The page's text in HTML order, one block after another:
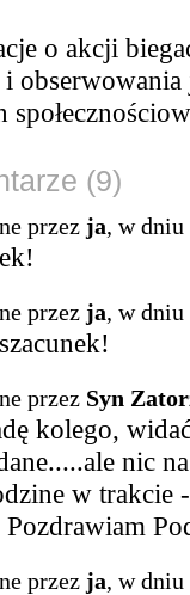
o akcji
obserwowania
(9)
przez ja, w dniu
przez ja, w dniu
przez Syn
kolego,
nic
w trakcie
Pozdrawiam
przez ja, w dniu